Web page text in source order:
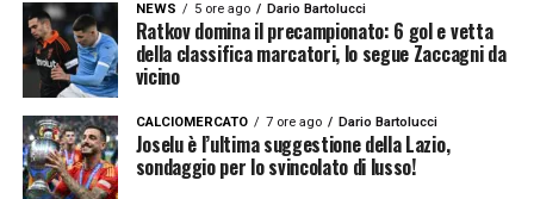
NEWS 5 ore ago Dario Bartolucci
Ratkov domina il precampionato: 6 gol e vetta
della classifica marcatori, lo segue Zaccagni da
vicino
CALCIOMERCATO 7 ore ago Dario Bartolucci
Joselu è l’ultima suggestione della Lazio,
sondaggio per lo svincolato di lusso!